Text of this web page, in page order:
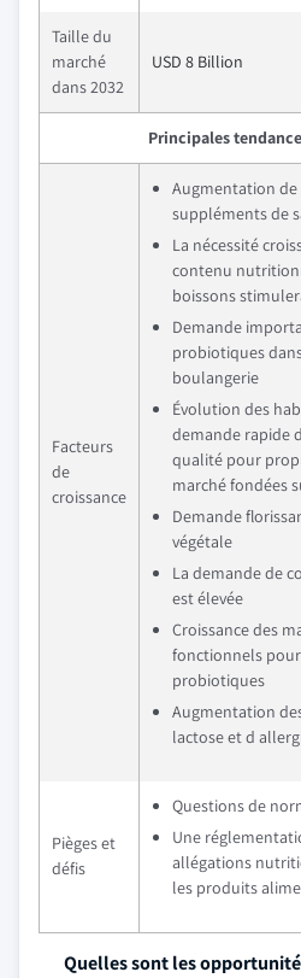
Taille du
marché
dans 2032
USD 8 Billion
Principales
Facteurs
de
croissance
Augmentation
suppléments de
La nécessité
contenu
boissons
Demande
probiotiques
boulangerie
Évolution des
demande rapide
qualité pour
marché fondées
Demande
végétale
La demande de
est élevée
Croissance des
fonctionnels
probiotiques
Augmentation
lactose et d
Pièges et
défis
Questions de
Une
allégations
les produits
Quelles sont les